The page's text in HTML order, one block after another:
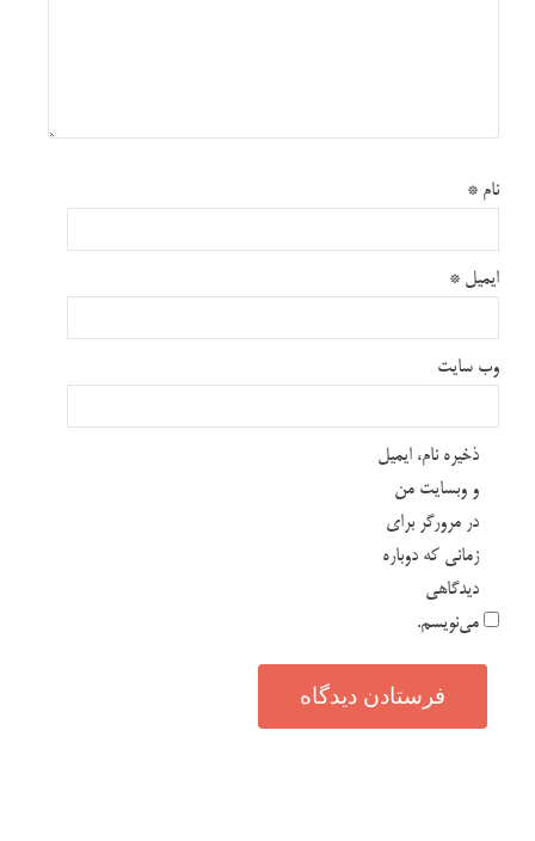
نام *
ایمیل *
وب‌ سایت
ذخیره نام، ایمیل
و وبسایت من
در مرورگر برای
زمانی که دوباره
دیدگاهی
می‌نویسم.